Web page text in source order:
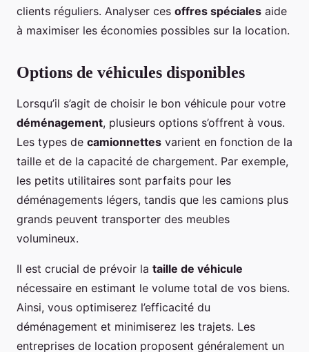
clients réguliers. Analyser ces offres spéciales aide
à maximiser les économies possibles sur la location.
Options de véhicules disponibles
Lorsqu’il s’agit de choisir le bon véhicule pour votre
déménagement, plusieurs options s’offrent à vous.
Les types de camionnettes varient en fonction de la
taille et de la capacité de chargement. Par exemple,
les petits utilitaires sont parfaits pour les
déménagements légers, tandis que les camions plus
grands peuvent transporter des meubles
volumineux.
Il est crucial de prévoir la taille de véhicule
nécessaire en estimant le volume total de vos biens.
Ainsi, vous optimiserez l’efficacité du
déménagement et minimiserez les trajets. Les
entreprises de location proposent généralement un